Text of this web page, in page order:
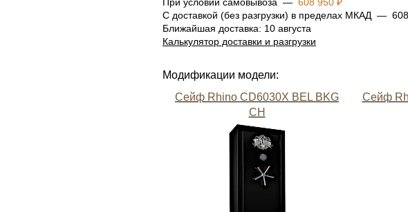
С доставкой (без разгрузки) в пределах МКАД —
Ближайшая доставка: 10 августа
Калькулятор доставки и разгрузки
Модификации модели:
Сейф Rhino CD6030X BEL BKG
CH
Сейф